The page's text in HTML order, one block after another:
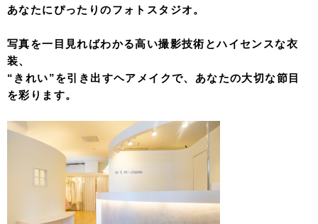
あなたにぴったりのフォトスタジオ。
写真を一目見ればわかる高い撮影技術とハイセンスな衣
装、
“きれい”を引き出すヘアメイクで、あなたの大切な節目
を彩ります。